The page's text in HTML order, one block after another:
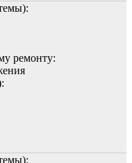
ремонту: